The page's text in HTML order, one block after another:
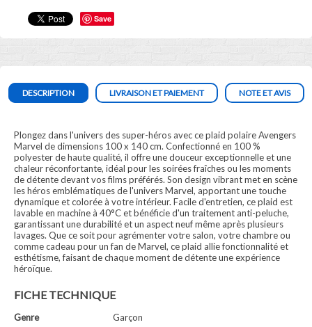
Save
DESCRIPTION LIVRAISON ET PAIEMENT NOTE ET AVIS
Plongez dans l'univers des super-héros avec ce plaid polaire Avengers
Marvel de dimensions 100 x 140 cm. Confectionné en 100 %
polyester de haute qualité, il offre une douceur exceptionnelle et une
chaleur réconfortante, idéal pour les soirées fraîches ou les moments
de détente devant vos films préférés. Son design vibrant met en scène
les héros emblématiques de l'univers Marvel, apportant une touche
dynamique et colorée à votre intérieur. Facile d'entretien, ce plaid est
lavable en machine à 40°C et bénéficie d'un traitement anti-peluche,
garantissant une durabilité et un aspect neuf même après plusieurs
lavages. Que ce soit pour agrémenter votre salon, votre chambre ou
comme cadeau pour un fan de Marvel, ce plaid allie fonctionnalité et
esthétisme, faisant de chaque moment de détente une expérience
héroïque.
FICHE TECHNIQUE
Genre Garçon